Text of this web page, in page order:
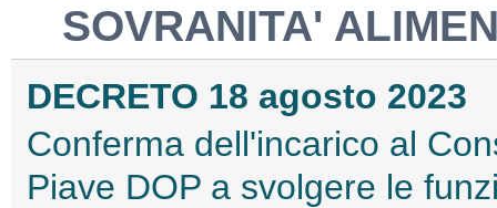
SOVRANITA'
DECRETO 18 agosto 2023
Conferma dell'incarico al
Piave DOP a svolgere le